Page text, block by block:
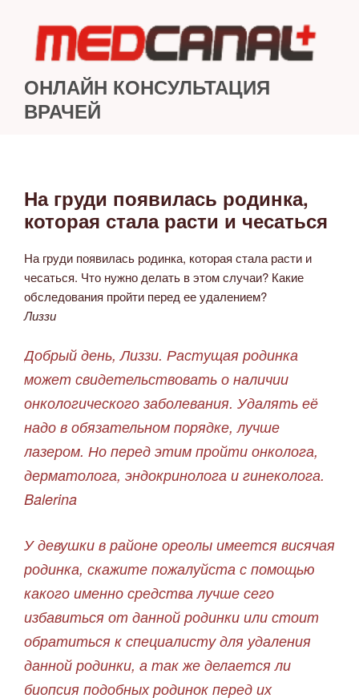
содержимому
ОНЛАЙН КОНСУЛЬТАЦИЯ
ВРАЧЕЙ
ОПУБЛИКОВАНО
На груди появилась родинка,
которая стала расти и чесаться
На груди появилась родинка, которая стала расти и
чесаться. Что нужно делать в этом случаи? Какие
обследования пройти перед ее удалением?
Лиззи
Добрый день, Лиззи. Растущая родинка
может свидетельствовать о наличии
онкологического заболевания. Удалять её
надо в обязательном порядке, лучше
лазером. Но перед этим пройти онколога,
дерматолога, эндокринолога и гинеколога.
Balerina
У девушки в районе ореолы имеется висячая
родинка, скажите пожалуйста с помощью
какого именно средства лучше сего
избавиться от данной родинки или стоит
обратиться к специалисту для удаления
данной родинки, а так же делается ли
биопсия подобных родинок перед их